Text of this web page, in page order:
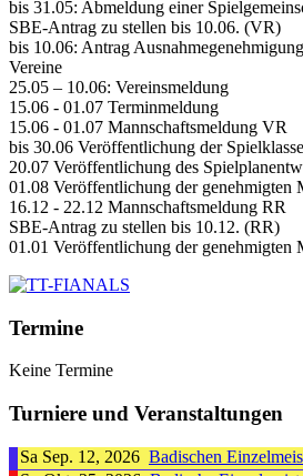
bis 31.05: Abmeldung einer
SBE-Antrag zu stellen bis 10.06. (VR)
bis 10.06: Antrag
Vereine
25.05 – 10.06: Vereinsmeldung
15.06 - 01.07 Terminmeldung
15.06 - 01.07 Mannschaftsmeldung VR
bis 30.06 Veröffentlichung der
20.07 Veröffentlichung des
01.08 Veröffentlichung der genehmigten
16.12 - 22.12 Mannschaftsmeldung RR
SBE-Antrag zu stellen bis 10.12. (RR)
01.01 Veröffentlichung der genehmigten
Termine
Keine Termine
Turniere und Veranstaltungen
Sa Sep. 12, 2026 Badischen